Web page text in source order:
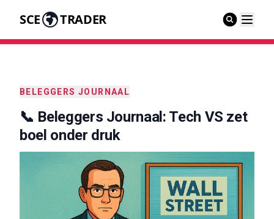
SCE TRADER
BELEGGERS JOURNAAL
📞 Beleggers Journaal: Tech VS zet
boel onder druk